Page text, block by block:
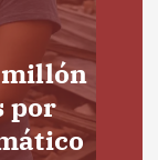
millón
por